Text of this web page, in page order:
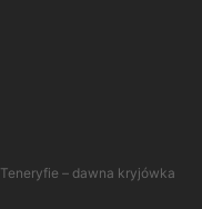
– dawna kryjówka